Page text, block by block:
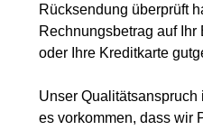
Rücksendung überprüft
Rechnungsbetrag auf
oder Ihre Kreditkarte
Unser
es vorkommen, dass wir